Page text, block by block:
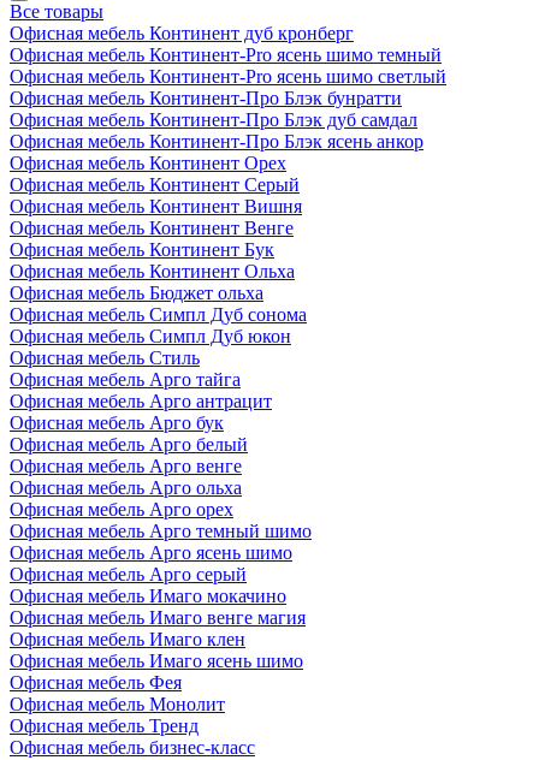
Все товары
Офисная мебель Континент дуб кронберг
Офисная мебель Континент-Pro ясень шимо темный
Офисная мебель Континент-Pro ясень шимо светлый
Офисная мебель Континент-Про Блэк бунратти
Офисная мебель Континент-Про Блэк дуб самдал
Офисная мебель Континент-Про Блэк ясень анкор
Офисная мебель Континент Орех
Офисная мебель Континент Серый
Офисная мебель Континент Вишня
Офисная мебель Континент Венге
Офисная мебель Континент Бук
Офисная мебель Континент Ольха
Офисная мебель Бюджет ольха
Офисная мебель Симпл Дуб сонома
Офисная мебель Симпл Дуб юкон
Офисная мебель Стиль
Офисная мебель Арго тайга
Офисная мебель Арго антрацит
Офисная мебель Арго бук
Офисная мебель Арго белый
Офисная мебель Арго венге
Офисная мебель Арго ольха
Офисная мебель Арго орех
Офисная мебель Арго темный шимо
Офисная мебель Арго ясень шимо
Офисная мебель Арго серый
Офисная мебель Имаго мокачино
Офисная мебель Имаго венге магия
Офисная мебель Имаго клен
Офисная мебель Имаго ясень шимо
Офисная мебель Фея
Офисная мебель Монолит
Офисная мебель Тренд
Офисная мебель бизнес-класс